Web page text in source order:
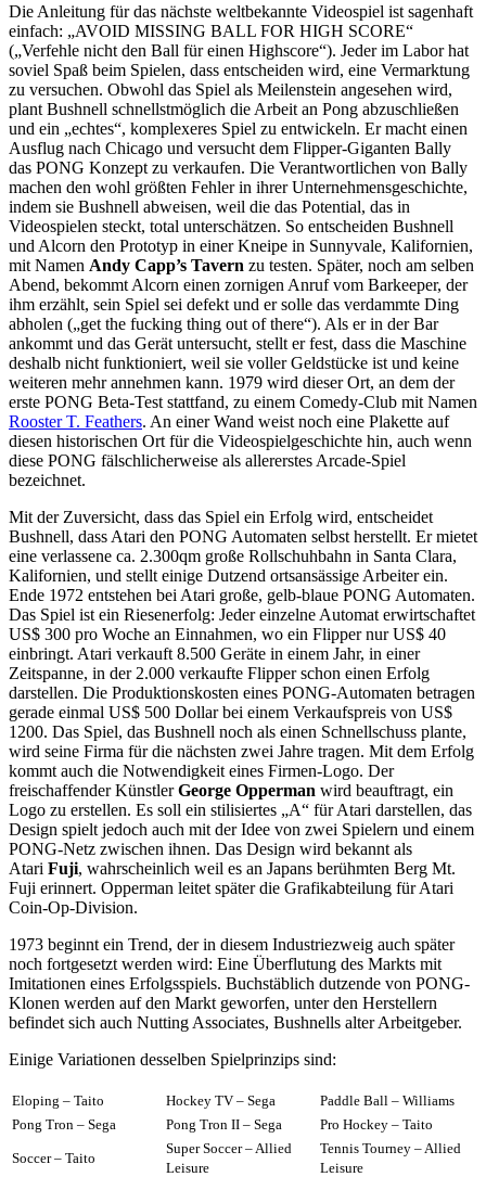
Die Anleitung für das nächste weltbekannte Videospiel ist sagenhaft
einfach: „AVOID MISSING BALL FOR HIGH SCORE“
(„Verfehle nicht den Ball für einen Highscore“). Jeder im Labor hat
soviel Spaß beim Spielen, dass entscheiden wird, eine Vermarktung
zu versuchen. Obwohl das Spiel als Meilenstein angesehen wird,
plant Bushnell schnellstmöglich die Arbeit an Pong abzuschließen
und ein „echtes“, komplexeres Spiel zu entwickeln. Er macht einen
Ausflug nach Chicago und versucht dem Flipper-Giganten Bally
das PONG Konzept zu verkaufen. Die Verantwortlichen von Bally
machen den wohl größten Fehler in ihrer Unternehmensgeschichte,
indem sie Bushnell abweisen, weil die das Potential, das in
Videospielen steckt, total unterschätzen. So entscheiden Bushnell
und Alcorn den Prototyp in einer Kneipe in Sunnyvale, Kalifornien,
mit Namen Andy Capp’s Tavern zu testen. Später, noch am selben
Abend, bekommt Alcorn einen zornigen Anruf vom Barkeeper, der
ihm erzählt, sein Spiel sei defekt und er solle das verdammte Ding
abholen („get the fucking thing out of there“). Als er in der Bar
ankommt und das Gerät untersucht, stellt er fest, dass die Maschine
deshalb nicht funktioniert, weil sie voller Geldstücke ist und keine
weiteren mehr annehmen kann. 1979 wird dieser Ort, an dem der
erste PONG Beta-Test stattfand, zu einem Comedy-Club mit Namen
Rooster T. Feathers. An einer Wand weist noch eine Plakette auf
diesen historischen Ort für die Videospielgeschichte hin, auch wenn
diese PONG fälschlicherweise als allererstes Arcade-Spiel
bezeichnet.
Mit der Zuversicht, dass das Spiel ein Erfolg wird, entscheidet
Bushnell, dass Atari den PONG Automaten selbst herstellt. Er mietet
eine verlassene ca. 2.300qm große Rollschuhbahn in Santa Clara,
Kalifornien, und stellt einige Dutzend ortsansässige Arbeiter ein.
Ende 1972 entstehen bei Atari große, gelb-blaue PONG Automaten.
Das Spiel ist ein Riesenerfolg: Jeder einzelne Automat erwirtschaftet
US$ 300 pro Woche an Einnahmen, wo ein Flipper nur US$ 40
einbringt. Atari verkauft 8.500 Geräte in einem Jahr, in einer
Zeitspanne, in der 2.000 verkaufte Flipper schon einen Erfolg
darstellen. Die Produktionskosten eines PONG-Automaten betragen
gerade einmal US$ 500 Dollar bei einem Verkaufspreis von US$
1200. Das Spiel, das Bushnell noch als einen Schnellschuss plante,
wird seine Firma für die nächsten zwei Jahre tragen. Mit dem Erfolg
kommt auch die Notwendigkeit eines Firmen-Logo. Der
freischaffender KünstlerGeorge Opperman wird beauftragt, ein
Logo zu erstellen. Es soll ein stilisiertes „A“ für Atari darstellen, das
Design spielt jedoch auch mit der Idee von zwei Spielern und einem
PONG-Netz zwischen ihnen. Das Design wird bekannt als
Atari Fuji, wahrscheinlich weil es an Japans berühmten Berg Mt.
Fuji erinnert. Opperman leitet später die Grafikabteilung für Atari
Coin-Op-Division.
1973 beginnt ein Trend, der in diesem Industriezweig auch später
noch fortgesetzt werden wird: Eine Überflutung des Markts mit
Imitationen eines Erfolgsspiels. Buchstäblich dutzende von PONG-
Klonen werden auf den Markt geworfen, unter den Herstellern
befindet sich auch Nutting Associates, Bushnells alter Arbeitgeber.
Einige Variationen desselben Spielprinzips sind:
Eloping – Taito Hockey TV – Sega
Paddle Ball – Williams
Pong Tron – Sega
Pong Tron II – Sega Pro Hockey – Taito
Soccer – Taito
Super Soccer – Allied
Leisure
Tennis Tourney – Allied
Leisure